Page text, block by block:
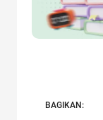
BAGIKAN: